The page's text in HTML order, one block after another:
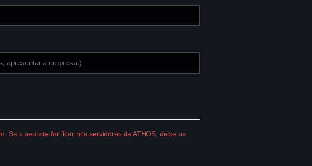
Se o seu site for ficar nos servidores da ATHOS, deixe os